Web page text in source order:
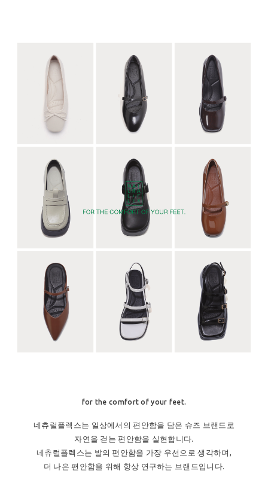
for the comfort of your feet.
네츄럴플렉스는 일상에서의 편안함을 담은 슈즈 브랜드로
자연을 걷는 편안함을 실현합니다.
네츄럴플렉스는 발의 편안함을 가장 우선으로 생각하며,
더 나은 편안함을 위해 항상 연구하는 브랜드입니다.